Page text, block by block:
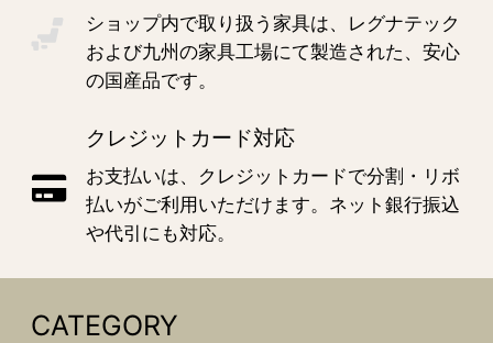
ショップ内で取り扱う家具は、レグナテック
および九州の家具工場にて製造された、安心
の国産品です。
クレジットカード対応
お支払いは、クレジットカードで分割・リボ
払いがご利用いただけます。ネット銀行振込
や代引にも対応。
CATEGORY